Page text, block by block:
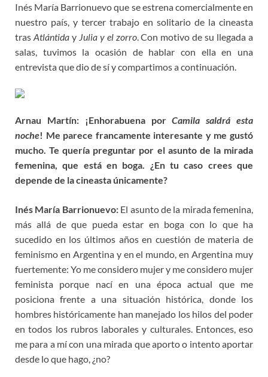
b
o
o
k
t
e
r
o
d
o
n
L
i
n
a
m
e
e
r
e
t
Inés María Barrionuevo que se estrena comercialmente en
nuestro país, y tercer trabajo en solitario de la cineasta
tras Atlántiday Julia y el zorro. Con motivo de su llegada a
salas, tuvimos la ocasión de hablar con ella en una
entrevista que dio de sí y compartimos a continuación.
Arnau Martín: ¡Enhorabuena porCamila saldrá esta
noche! Me parece francamente interesante y me gustó
mucho. Te quería preguntar por el asunto de la mirada
femenina, que está en boga. ¿En tu caso crees que
depende de la cineasta únicamente?
Inés María Barrionuevo:El asunto de la mirada femenina,
más allá de que pueda estar en boga con lo que ha
sucedido en los últimos años en cuestión de materia de
feminismo en Argentina y en el mundo, en Argentina muy
fuertemente: Yo me considero mujer y me considero mujer
feminista porque nací en una época actual que me
posiciona frente a una situación histórica, donde los
hombres históricamente han manejado los hilos del poder
en todos los rubros laborales y culturales. Entonces, eso
me para a mí con una mirada que aporto o intento aportar
desde lo que hago, ¿no?